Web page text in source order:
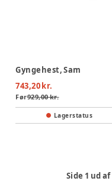
Gyngehest, Sam
743,20 kr.
Før929,00 kr.
Lagerstatus
Side 1 ud af